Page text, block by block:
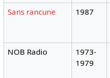
Sans rancune 1987
NOB Radio
1973-
1979